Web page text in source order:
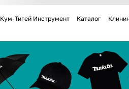
Кум-Тигей Инструмент Каталог